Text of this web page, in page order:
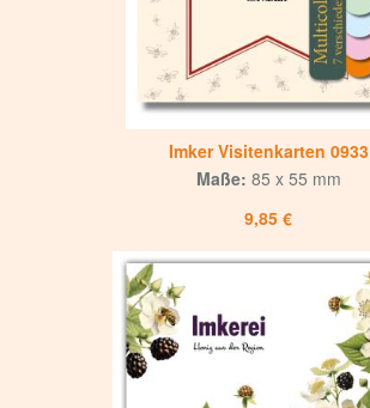
Imker Visitenkarten 0933
9,85 €
Maße: 85 x 55 mm